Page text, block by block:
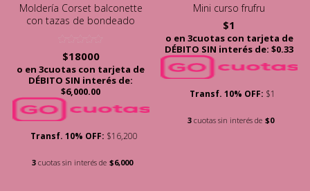
Moldería Corset balconette
con tazas de bondeado
con
5.00
de 5
$18000
o en 3cuotas con tarjeta de
DÉBITO SIN interés de:
$6,000.00
Transf. 10% OFF: $16,200
3cuotas sin interés de $6,000
Mini curso frufru
$1
o en 3cuotas con tarjeta de
DÉBITO SIN interés de: $0.33
Transf. 10% OFF: $1
3cuotas sin interés de $0